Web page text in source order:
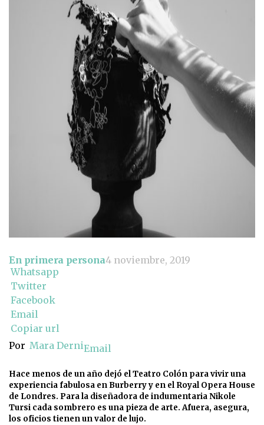
En primera persona4 noviembre, 2019
Whatsapp
Twitter
Facebook
Email
Copiar url
Por Mara DerniEmail
Hace menos de un año dejó el Teatro Colón para vivir una
experiencia fabulosa en Burberry y en el Royal Opera House
de Londres. Para la diseñadora de indumentaria Nikole
Tursi cada sombrero es una pieza de arte. Afuera, asegura,
los oficios tienen un valor de lujo.